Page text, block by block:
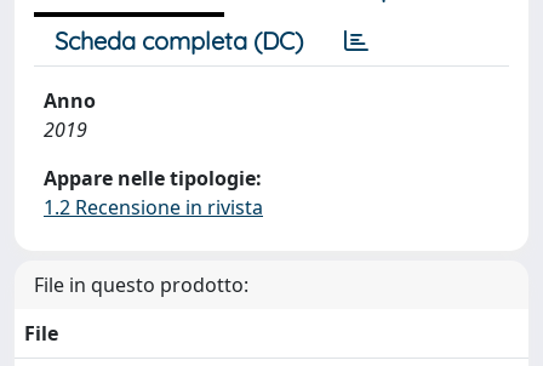
Scheda completa (DC)
Anno
2019
Appare nelle tipologie:
1.2 Recensione in rivista
File in questo prodotto:
File